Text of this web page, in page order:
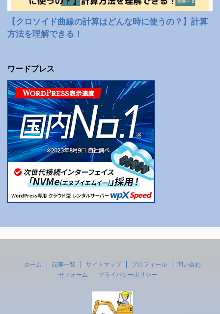
【クロソイド曲線の計算はどんな時に使うの？】計算
方法を理解できる！
ワードプレス
ホーム 記事一覧 サイトマップ プロフィール
問い合わ
せフォーム
プライバシーポリシー